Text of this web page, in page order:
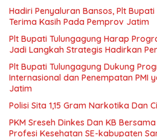
Hadiri Penyaluran Bansos, Plt
Terima Kasih Pada Pemprov Jatim
Plt Bupati Tulungagung Harap
Jadi Langkah Strategis Hadirkan
Plt Bupati Tulungagung Dukung
Internasional dan Penempatan PMI
Jatim
Polisi Sita 1,15 Gram Narkotika Dan
PKM Sreseh Dinkes Dan KB
Profesi Kesehatan SE-kabupaten